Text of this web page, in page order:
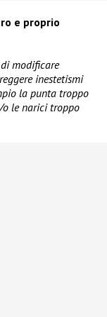
e proprio
modificare
inestetismi
la punta troppo
le narici troppo